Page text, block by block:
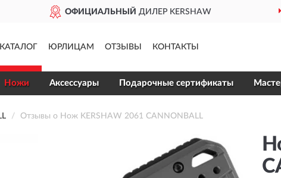
ОФИЦИАЛЬНЫЙ ДИЛЕР KERSHAW
КАТАЛОГ ЮРЛИЦАМ ОТЗЫВЫ КОНТАКТЫ
Ножи Аксессуары Подарочные сертификаты
Отзывы о Нож KERSHAW 2061 CANNONBALL